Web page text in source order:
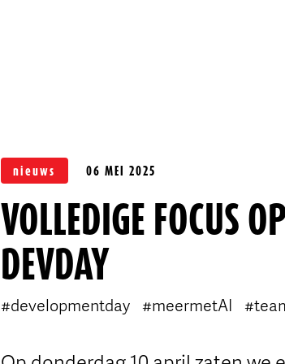
nieuws 06 MEI 2025
VOLLEDIGE FOCUS
DEVDAY
#developmentday #meermetAI